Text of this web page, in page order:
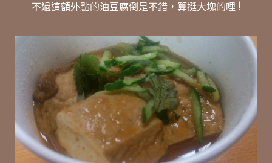
不過這額外點的油豆腐倒是不錯，算挺大塊的哩 !